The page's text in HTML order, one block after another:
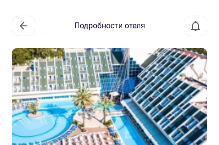
Подробности отеля